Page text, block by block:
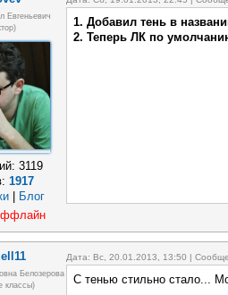
Евгеньевич
3119
1917
Блог
1. Добавил тень в
2. Теперь ЛК по
Дата: Вс, 20.01.2013, 13:50 |
Белозерова
классы)
С тенью стильно стало...